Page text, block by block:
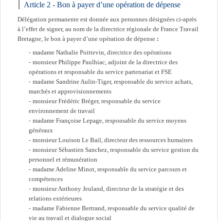
Article 2 - Bon à payer d’une opération de dépense
Délégation permanente est donnée aux personnes désignées ci-après
à l’effet de signer, au nom de la directrice régionale de France Travail
Bretagne, le bon à payer d’une opération de dépense :
madame Nathalie Poittevin, directrice des opérations
monsieur Philippe Paulhiac, adjoint de la directrice des
opérations et responsable du service partenariat et FSE
madame Sandrine Aulin-Tiger, responsable du service achats,
marchés et approvisionnements
monsieur Frédéric Bréger, responsable du service
environnement de travail
madame Françoise Lepage, responsable du service moyens
généraux
monsieur Louison Le Bail, directeur des ressources humaines
monsieur Sébastien Sanchez, responsable du service gestion du
personnel et rémunération
madame Adeline Minot, responsable du service parcours et
compétences
monsieur Anthony Jeuland, directeur de la stratégie et des
relations extérieures
madame Fabienne Bertrand, responsable du service qualité de
vie au travail et dialogue social